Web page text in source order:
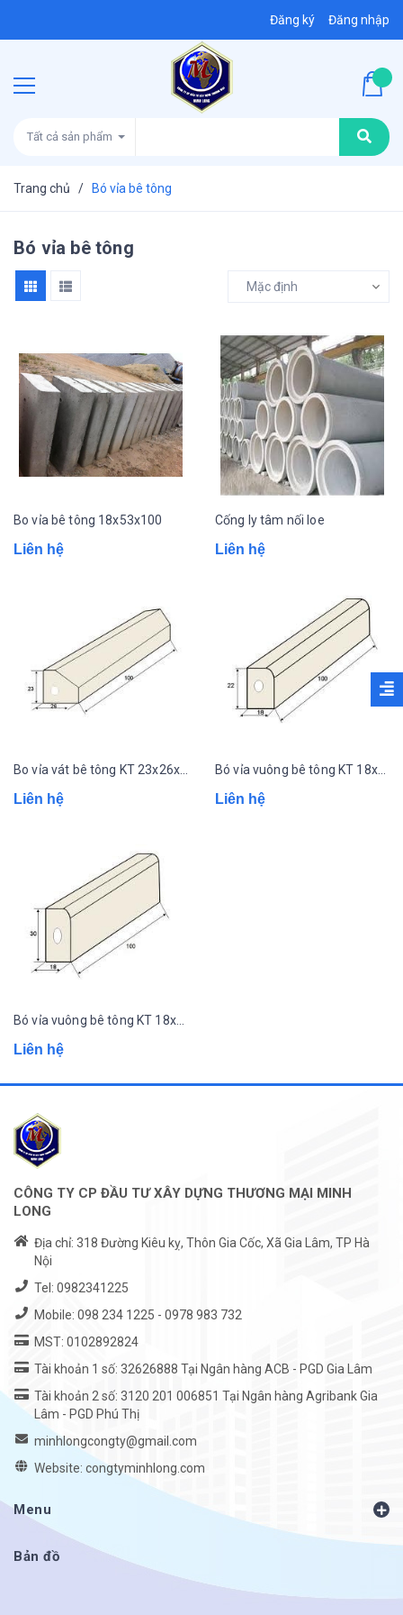
Đăng ký Đăng nhập
Tất cả sản phẩm
Trang chủ / Bó vỉa bê tông
Bó vỉa bê tông
Mặc định
Bo vỉa bê tông 18x53x100
Liên hệ
Cống ly tâm nối loe
Liên hệ
Bo vỉa vát bê tông KT 23x26x100
Liên hệ
Bó vỉa vuông bê tông KT 18x22x100
Liên hệ
Bó vỉa vuông bê tông KT 18x30x100
Liên hệ
CÔNG TY CP ĐẦU TƯ XÂY DỰNG THƯƠNG MẠI MINH
LONG
Địa chỉ: 318 Đường Kiêu kỵ, Thôn Gia Cốc, Xã Gia Lâm, TP Hà
Nội
Tel: 0982341225
Mobile: 098 234 1225 - 0978 983 732
MST: 0102892824
Tài khoản 1 số: 32626888 Tại Ngân hàng ACB - PGD Gia Lâm
Tài khoản 2 số: 3120 201 006851 Tại Ngân hàng Agribank Gia
Lâm - PGD Phú Thị
minhlongcongty@gmail.com
Website: congtyminhlong.com
Menu
Bản đồ